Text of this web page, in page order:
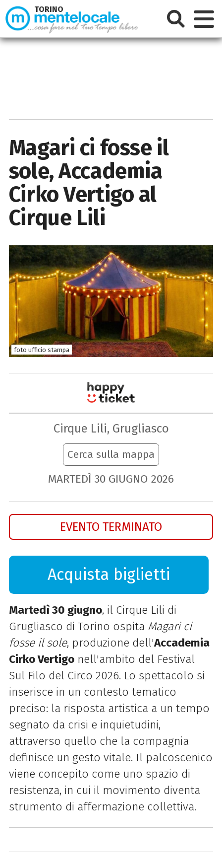
Magari ci fosse il
sole, Accademia
Cirko Vertigo al
Cirque Lili
foto ufficio stampa
Cirque Lili, Grugliasco
Cerca sulla mappa
MARTEDÌ 30 GIUGNO 2026
EVENTO TERMINATO
Acquista biglietti
Martedì 30 giugno, il Cirque Lili di
Grugliasco di Torino ospita Magari ci
fosse il sole, produzione dell'Accademia
Cirko Vertigonell'ambito del Festival
Sul Filo del Circo 2026. Lo spettacolo si
inserisce in un contesto tematico
preciso: la risposta artistica a un tempo
segnato da crisi e inquietudini,
attraverso quello che la compagnia
definisce un gesto vitale. Il palcoscenico
viene concepito come uno spazio di
resistenza, in cui il movimento diventa
strumento di affermazione collettiva.
TORINO